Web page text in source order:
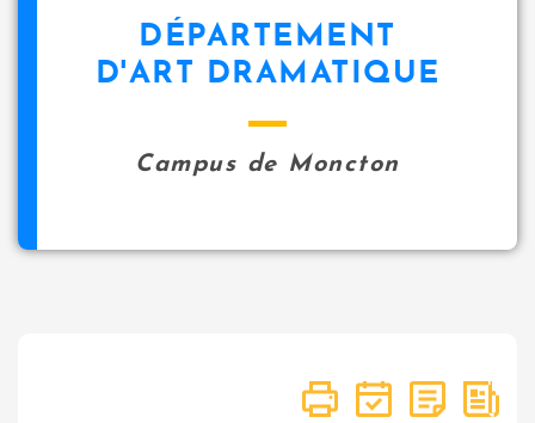
DÉPARTEMENT
D'ART DRAMATIQUE
Campus de Moncton